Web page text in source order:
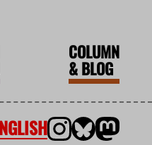
COLUMN
&BLOG